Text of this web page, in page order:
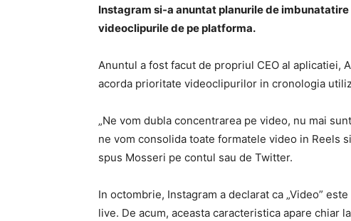
Instagram si-a anuntat planurile de
videoclipurile de pe platforma.
Anuntul a fost facut de propriul CEO al aplicatiei,
acorda prioritate videoclipurilor in cronologia
„Ne vom dubla concentrarea pe video, nu mai
ne vom consolida toate formatele video in Reels
spus Mosseri pe contul sau de Twitter.
In octombrie, Instagram a declarat ca „Video”
live. De acum, aceasta caracteristica apare chiar